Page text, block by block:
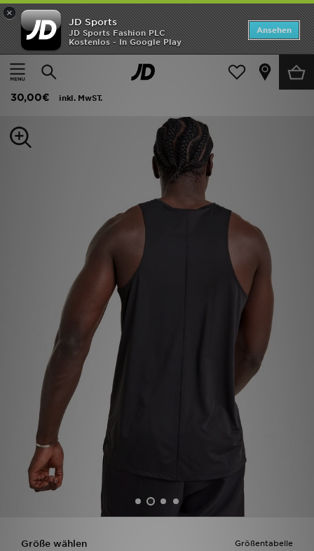
×
JD Sports
JD Sports Fashion PLC
Kostenlos - In Google Play
Ansehen
Home
Herren Herrenbekleidung T-Shirts und Tanktops
adidas Adi365 Climacool Lauftanktop
30,00€
inkl. MwST.
Größentabelle
Größe wählen
ANGEBOTE
Neuheiten
Kinder
Lade die APP
Filialfinder
Mein JD
Hilfe & Kontakt
Geschenkgutschein
Studenten